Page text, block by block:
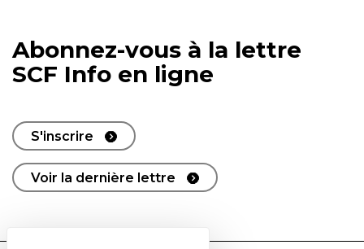
Abonnez-vous à la lettre
SCF Info en ligne
S'inscrire
Voir la dernière lettre